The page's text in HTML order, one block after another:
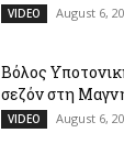
VIDEO August 6,
Βόλος
σεζόν στη
VIDEO August 6,